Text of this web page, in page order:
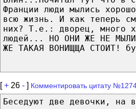
Франции люди мылись
всю жизнь. И как теперь
них? Т.е.: дворец, много
людей... НО ОНИ ЖЕ НЕ
ЖЕ ТАКАЯ ВОНИЩЩА СТОИТ!
[+ 26 - ] Комментировать цитату
Беседуют две девочки, на